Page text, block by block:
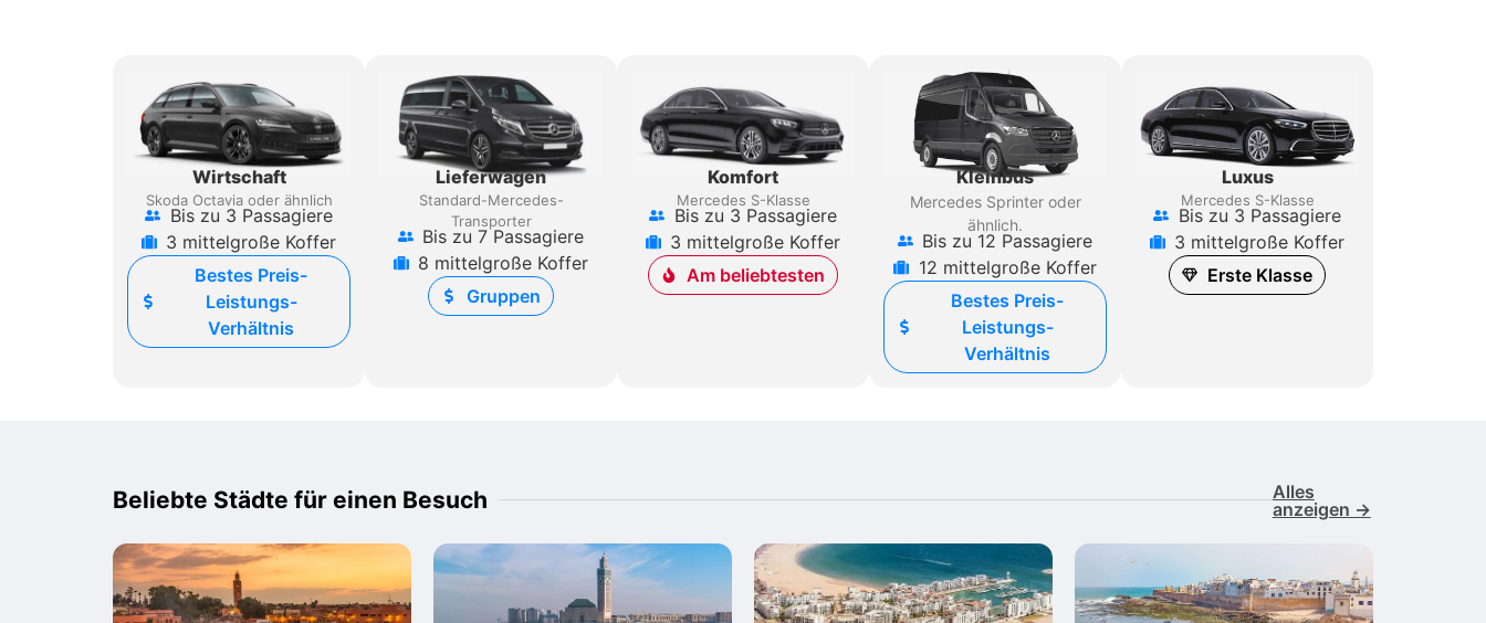
Wirtschaft
Skoda Octavia oder ähnlich
Bis zu 3 Passagiere
3 mittelgroße Koffer
Bestes Preis-
Leistungs-
Verhältnis
Lieferwagen
Standard-Mercedes-
Transporter
Bis zu 7 Passagiere
8 mittelgroße Koffer
Gruppen
Komfort
Mercedes S-Klasse
Bis zu 3 Passagiere
3 mittelgroße Koffer
Am beliebtesten
Kleinbus
Mercedes Sprinteroder
ähnlich.
Bis zu 12 Passagiere
12 mittelgroße Koffer
Bestes Preis-
Leistungs-
Verhältnis
Luxus
Mercedes S-Klasse
Bis zu 3 Passagiere
3 mittelgroße Koffer
Erste Klasse
Beliebte Städte für einen Besuch
Alles
anzeigen →